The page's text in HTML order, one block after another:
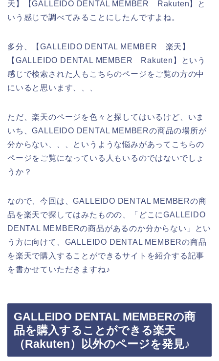
天】【GALLEIDO DENTAL MEMBER Rakuten】と
いう感じで調べてみることにしたんですよね。
多分、【GALLEIDO DENTAL MEMBER 楽天】
【GALLEIDO DENTAL MEMBER Rakuten】という
感じで検索された人もこちらのページをご覧の方の中
にいると思います、、、
ただ、楽天のページを色々と探してはいるけど、いま
いち、GALLEIDO DENTAL MEMBERの商品の場所が
分からない、、、というような悩みがあってこちらの
ページをご覧になっている人もいるのではないでしょ
うか？
なので、今回は、GALLEIDO DENTAL MEMBERの商
品を楽天で探してはみたものの、「どこにGALLEIDO
DENTAL MEMBERの商品があるのか分からない」とい
う方に向けて、GALLEIDO DENTAL MEMBERの商品
を楽天で購入することができるサイトを紹介する記事
を書かせていただきますね♪
GALLEIDO DENTAL MEMBERの商
品を購入することができる楽天
（Rakuten）以外のページを発見♪